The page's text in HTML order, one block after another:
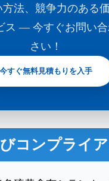
法、競争力のある
ス ― 今すぐお問い
さい！
今すぐ無料見積もりを入手
コンプライ